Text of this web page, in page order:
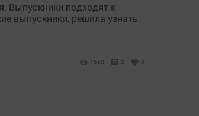
Выпускники подходят к
выпускники, решила узнать
1550 0 0